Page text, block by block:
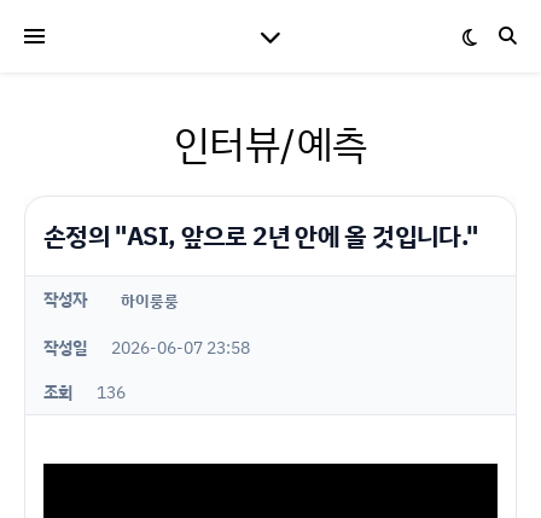
인터뷰/예측
손정의 "ASI, 앞으로 2년 안에 올 것입니다."
작성자 하이룽룽
작성일
2026-06-07 23:58
조회
136